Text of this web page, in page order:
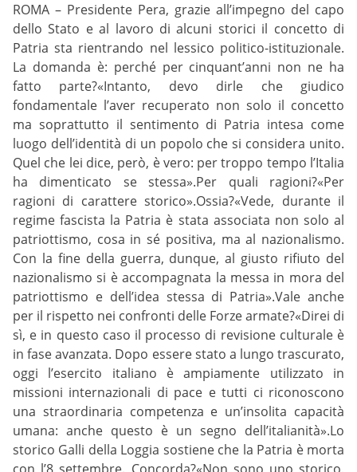
ROMA – Presidente Pera, grazie all’impegno del capo
dello Stato e al lavoro di alcuni storici il concetto di
Patria sta rientrando nel lessico politico-istituzionale.
La domanda è: perché per cinquant’anni non ne ha
fatto parte?«Intanto, devo dirle che giudico
fondamentale l’aver recuperato non solo il concetto
ma soprattutto il sentimento di Patria intesa come
luogo dell’identità di un popolo che si considera unito.
Quel che lei dice, però, è vero: per troppo tempo l’Italia
ha dimenticato se stessa».Per quali ragioni?«Per
ragioni di carattere storico».Ossia?«Vede, durante il
regime fascista la Patria è stata associata non solo al
patriottismo, cosa in sé positiva, ma al nazionalismo.
Con la fine della guerra, dunque, al giusto rifiuto del
nazionalismo si è accompagnata la messa in mora del
patriottismo e dell’idea stessa di Patria».Vale anche
per il rispetto nei confronti delle Forze armate?«Direi di
sì, e in questo caso il processo di revisione culturale è
in fase avanzata. Dopo essere stato a lungo trascurato,
oggi l’esercito italiano è ampiamente utilizzato in
missioni internazionali di pace e tutti ci riconoscono
una straordinaria competenza e un’insolita capacità
umana: anche questo è un segno dell’italianità».Lo
storico Galli della Loggia sostiene che la Patria è morta